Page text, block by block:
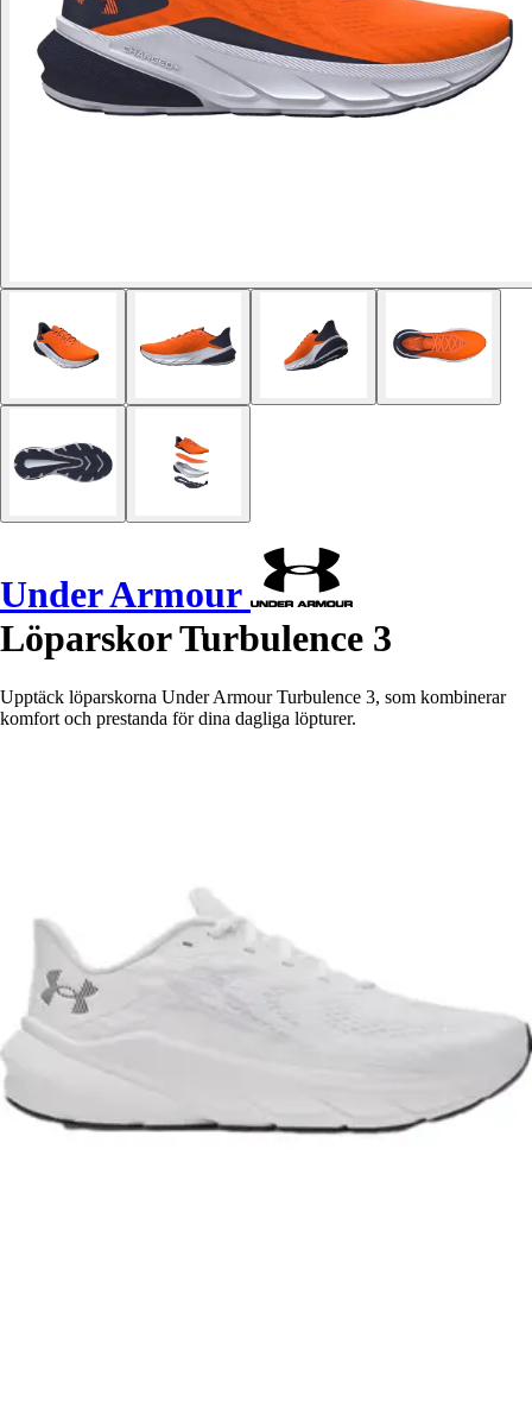
Under Armour
Löparskor Turbulence 3
Upptäck löparskorna Under Armour Turbulence 3, som kombinerar
komfort och prestanda för dina dagliga löpturer.